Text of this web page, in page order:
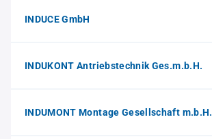
INDUCE GmbH
INDUKONT Antriebstechnik Ges.m.b.H.
INDUMONT Montage Gesellschaft m.b.H.